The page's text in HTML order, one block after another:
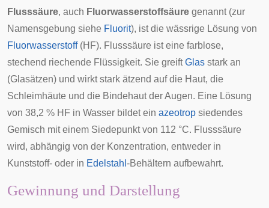
Flusssäure, auch Fluorwasserstoffsäure genannt (zur
Namensgebung siehe Fluorit), ist die wässrige Lösung von
Fluorwasserstoff(HF). Flusssäure ist eine farblose,
stechend riechende Flüssigkeit. Sie greiftGlas stark an
(Glasätzen) und wirkt stark ätzend auf die Haut, die
Schleimhäute und die Bindehaut der Augen. Eine Lösung
von 38,2 % HF in Wasser bildet ein azeotrop siedendes
Gemisch mit einem Siedepunkt von 112 °C. Flusssäure
wird, abhängig von der Konzentration, entweder in
Kunststoff- oder in Edelstahl -Behältern aufbewahrt.
Gewinnung und Darstellung